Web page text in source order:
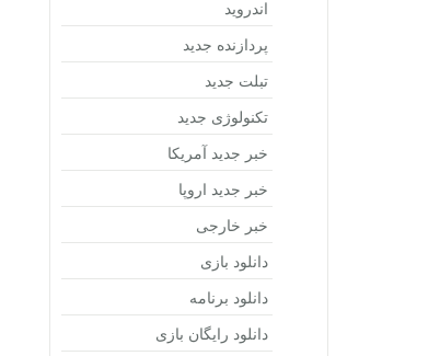
اندروید
پردازنده جدید
تبلت جدید
تکنولوژی جدید
خبر جدید آمریکا
خبر جدید اروپا
خبر خارجی
دانلود بازی
دانلود برنامه
دانلود رایگان بازی